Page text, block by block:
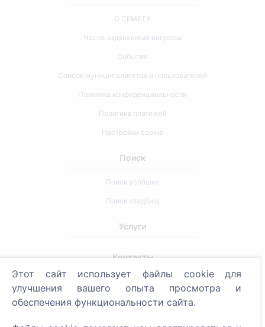
О CEMETY
Часто задаваемые вопросы
События
Список муниципалитетов и пользователей
Политика конфиденциальности
Политика платежей
Настройки cookie
Поиск
Поиск усопших
Поиск кладбищ
Услуги
Контакты
SIA "CEMETY", LV40103618951
Этот сайт использует файлы cookie для
улучшения вашего опыта просмотра и
обеспечения функциональности сайта.